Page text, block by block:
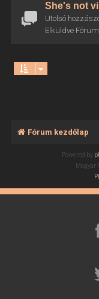
She's not
Utolsó
Elküldve
Fórum kezdőlap
Powered by
Magyar